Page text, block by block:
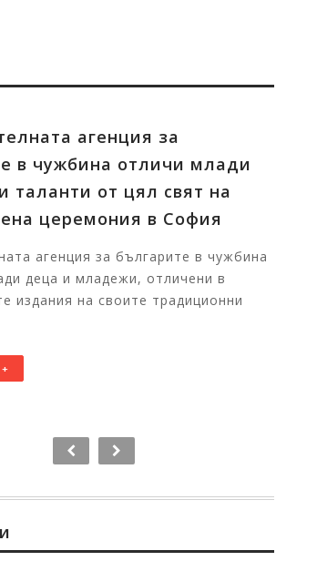
Тържественото награждаване на
победителите в конкурсите на
Изпълнителната агенция за
българите в чужбина ще събере
София талантливи български
цял свят
Първите отличени участници вече
11:00 часа в Националния дворец на